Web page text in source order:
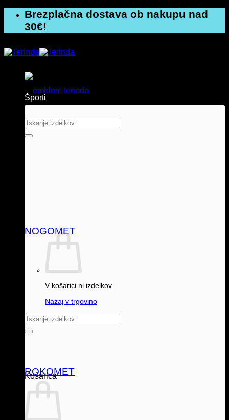
vsebino
Brezplačna dostava ob nakupu nad
30€!
Išči:
V košarici ni izdelkov.
Nazaj v trgovino
Išči:
Košarica
Športi
NOGOMET
ROKOMET